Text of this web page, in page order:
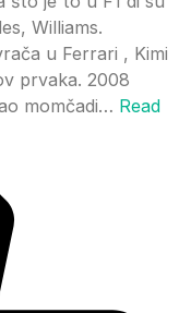
Williams.
u Ferrari , Kimi
prvaka. 2008
momčadi… Read